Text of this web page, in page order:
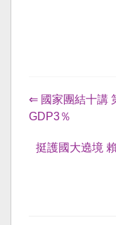
⇐ 國家團結十講
GDP3％
挺護國大遶境